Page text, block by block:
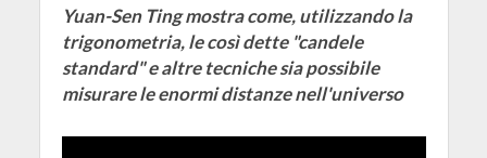
Yuan-Sen Ting mostra come, utilizzando la
trigonometria, le così dette "candele
standard" e altre tecniche sia possibile
misurare le enormi distanze nell'universo